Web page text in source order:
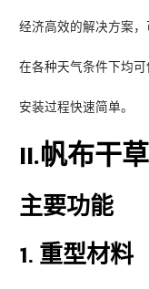
经济高效的解决方案，
在各种天气条件下均可
安装过程快速简单。
II.帆布干
主要功能
1. 重型材料